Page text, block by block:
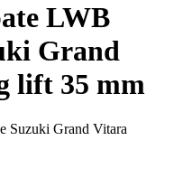
LWB
Grand
lift 35 mm
Suzuki Grand Vitara